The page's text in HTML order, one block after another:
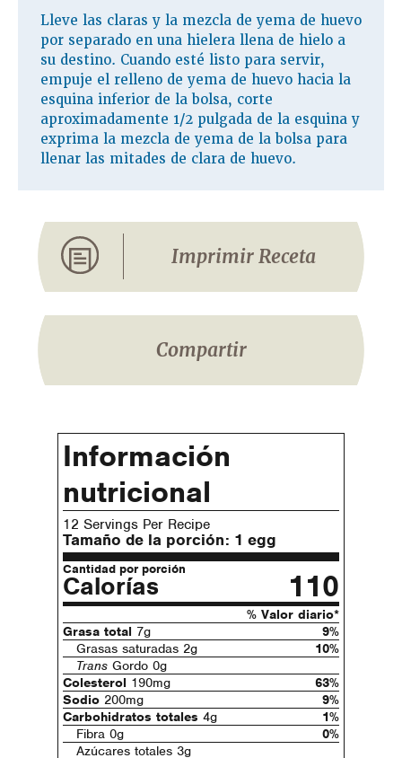
Lleve las claras y la mezcla de yema de huevo
por separado en una hielera llena de hielo a
su destino. Cuando esté listo para servir,
empuje el relleno de yema de huevo hacia la
esquina inferior de la bolsa, corte
aproximadamente 1/2 pulgada de la esquina y
exprima la mezcla de yema de la bolsa para
llenar las mitades de clara de huevo.
Imprimir Receta
Compartir
Información
nutricional
12 Servings Per Recipe
Tamaño de la porción: 1 egg
Cantidad por porción
Calorías 110
% Valor diario*
Grasa total 7g
9%
Grasas saturadas 2g
10%
Trans Gordo 0g
Colesterol 190mg
63%
Sodio 200mg
9%
Carbohidratos totales 4g
1%
Fibra 0g
0%
Azúcares totales 3g